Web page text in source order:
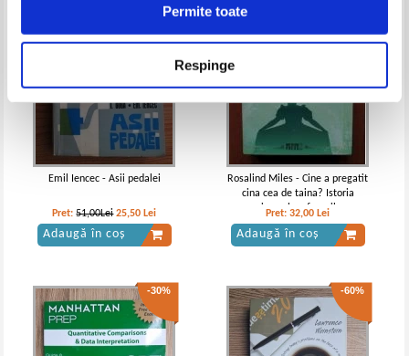
Permite toate
Respinge
Emil Iencec - Asii pedalei
Pret:51,00Lei 25,50 Lei
Adaugă în coș
Rosalind Miles - Cine a pregatit
cina cea de taina? Istoria
universala a femeilor
Pret:32,00 Lei
Adaugă în coș
-30% -60%